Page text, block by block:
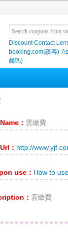
Discount Contact
booking.com(繽客)
爾瑪)
： 雲繳費
： http://
use： How to
： 雲繳費